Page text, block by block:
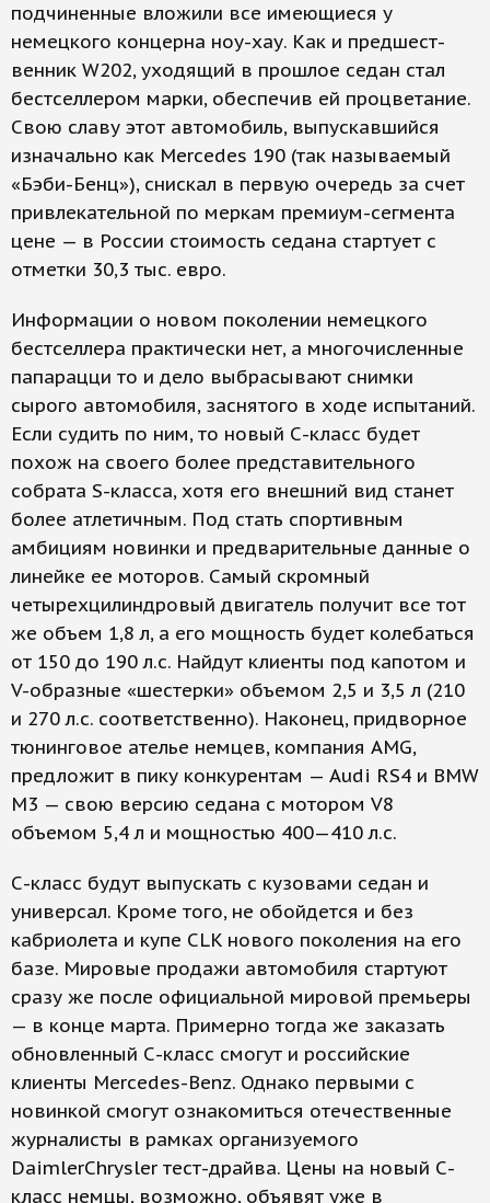
подчиненные вложили все имеющиеся у
немецкого концерна ноу-хау. Как и предшест­
венник W202, уходящий в прошлое седан стал
бестселлером марки, обеспечив ей процветание.
Свою славу этот автомобиль, выпускавшийся
изначально как Mercedes 190 (так называемый
«Бэби-Бенц»), снискал в первую очередь за счет
привлекательной по меркам премиум-сегмента
цене — в России стоимость седана стартует с
отметки 30,3 тыс. евро.
Информации о новом поколении немецкого
бестселлера практически нет, а многочисленные
папарацци то и дело выбрасывают снимки
сырого автомобиля, заснятого в ходе испытаний.
Если судить по ним, то новый С-класс будет
похож на своего более представительного
собрата S-класса, хотя его внешний вид станет
более атлетичным. Под стать спортивным
амбициям новинки и предварительные данные­­ ­о
ли­нейке ее моторов. Самый скромный
четырехцилиндровый двигатель получит все тот
же объем 1,8 л, а его мощность будет колебаться
от 150 до 190 л.с. Найдут клиенты под капотом и
V-образные «шестерки» объемом 2,5 и 3,5 л (210
и 270 л.с. соответственно). Наконец, придворное
тюнинговое ателье немцев, компания AMG,
предложит в пику конкурентам — Audi RS4 и BMW
M3 — свою версию седана с мотором V8
объемом 5,4 л и мощностью 400—410 л.с.
С-класс будут выпускать с кузовами седан и
универсал. Кроме того, не обойдется и без
кабриолета и купе CLK нового поколения на его
базе. Мировые продажи автомобиля стартуют
сразу же после официальной мировой премьеры
— в конце марта. Примерно тогда же заказать
обновленный С-класс смогут и российские
клиенты Mercedes-Benz. Однако первыми с
новинкой смогут ознакомиться отечественные
журналисты в рамках организуемого
DaimlerChrysler тест-драйва. Цены на новый С-
класс немцы, возможно, объявят уже в